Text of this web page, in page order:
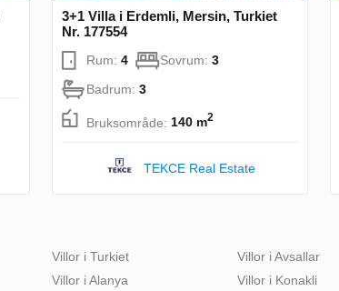
3+1 Villa i Erdemli, Mersin, Turkiet
Nr. 177554
Rum: 4 Sovrum: 3
Badrum: 3
Bruksområde: 140 m2
TEKCE Real Estate
Villor i Turkiet
Villor i Alanya
Villor i Avsallar
Villor i Konakli